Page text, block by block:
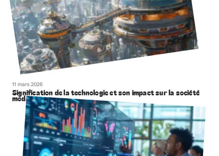
11 mars 2026
Signification de la technologie et son impact sur la société
moderne